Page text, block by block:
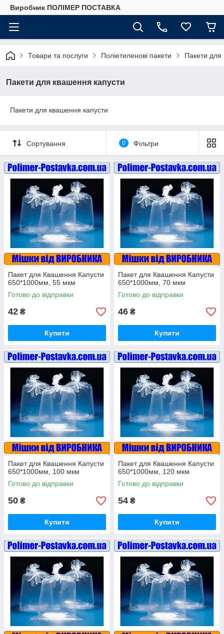
Виробник ПОЛІМЕР ПОСТАВКА
Товари та послуги Поліетиленові пакети Пакети для
Пакети для квашення капусти
Пакети для квашення капусти
Сортування 0 Фільтри
Пакет для Квашення Капусти
650*1000мм, 55 мкм
Готово до відправки
42 ₴
Купити
Пакет для Квашення Капусти
650*1000мм, 70 мкм
Готово до відправки
46 ₴
Купити
Пакет для Квашення Капусти
650*1000мм, 100 мкм
Готово до відправки
50 ₴
Купити
Пакет для Квашення Капусти
650*1000мм, 120 мкм
Готово до відправки
54 ₴
Купити